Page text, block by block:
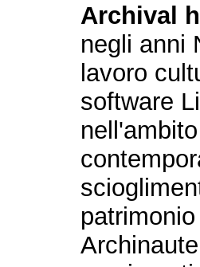
Archival
negli anni
lavoro
software